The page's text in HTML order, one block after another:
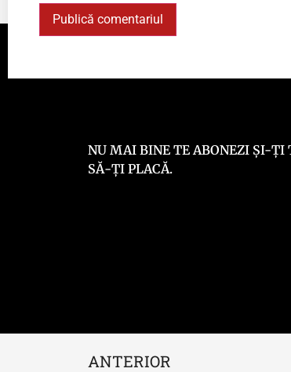
NU MAI BINE TE ABONEZI ȘI-ȚI
SĂ-ȚI PLACĂ.
ANTERIOR